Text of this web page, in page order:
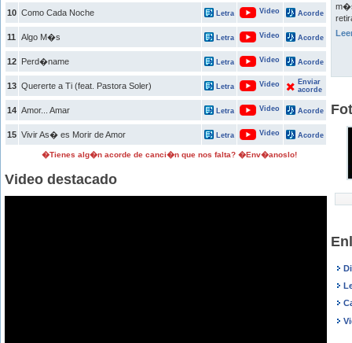
10 Como Cada Noche Letra Video Acorde
11 Algo M�s Letra Video Acorde
12 Perd�name Letra Video Acorde
13 Quererte a Ti (feat. Pastora Soler) Letra Video
Enviar
acorde
14 Amor... Amar Letra Video Acorde
15 Vivir As� es Morir de Amor Letra Video Acorde
�Tienes alg�n acorde de canci�n que nos falta? �Env�anoslo!
Video destacado